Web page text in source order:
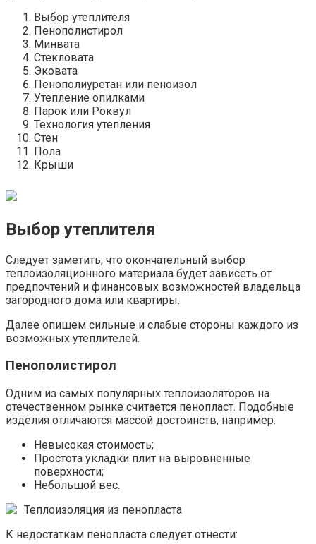
Выбор утеплителя
Пенополистирол
Минвата
Стекловата
Эковата
Пенополиуретан или пеноизол
Утепление опилками
Парок или Роквул
Технология утепления
Стен
Пола
Крыши
Выбор утеплителя
Следует заметить, что окончательный выбор
теплоизоляционного материала будет зависеть от
предпочтений и финансовых возможностей владельца
загородного дома или квартиры.
Далее опишем сильные и слабые стороны каждого из
возможных утеплителей.
Пенополистирол
Одним из самых популярных теплоизоляторов на
отечественном рынке считается пенопласт. Подобные
изделия отличаются массой достоинств, например:
Невысокая стоимость;
Простота укладки плит на выровненные
поверхности;
Небольшой вес.
Теплоизоляция из пенопласта
К недостаткам пенопласта следует отнести: